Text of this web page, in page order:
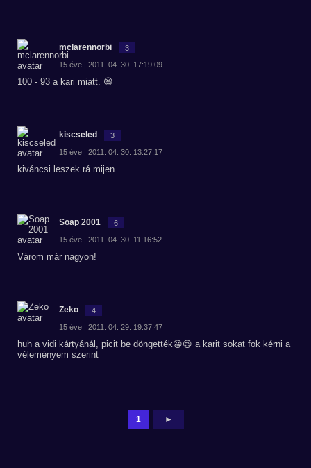
mclarennorbi 3
15 éve | 2011. 04. 30. 17:19:09
100 - 93 a kari miatt. 😆
kiscseled 3
15 éve | 2011. 04. 30. 13:27:17
kiváncsi leszek rá mijen .
Soap 2001 6
15 éve | 2011. 04. 30. 11:16:52
Várom már nagyon!
Zeko 4
15 éve | 2011. 04. 29. 19:37:47
huh a vidi kártyánál, picit be döngették😀😉 a karit sokat fok kérni a
véleményem szerint
1 ►